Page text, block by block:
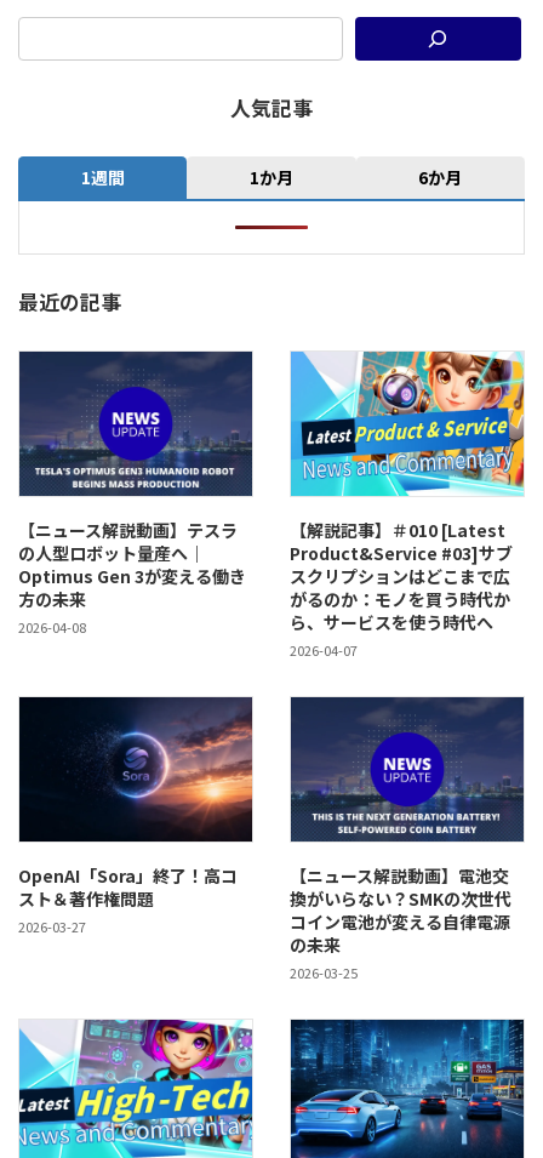
人気記事
1週間 1か月 6か月
最近の記事
【ニュース解説動画】テスラ
の人型ロボット量産へ｜
Optimus Gen 3が変える働き
方の未来
2026-04-08
【解説記事】＃010 [Latest
Product&Service #03]サブ
スクリプションはどこまで広
がるのか：モノを買う時代か
ら、サービスを使う時代へ
2026-04-07
OpenAI「Sora」終了！高コ
スト＆著作権問題
2026-03-27
【ニュース解説動画】電池交
換がいらない？SMKの次世代
コイン電池が変える自律電源
の未来
2026-03-25